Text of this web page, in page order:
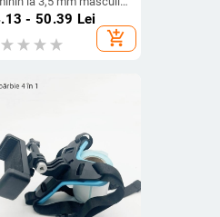
din cupru pur, pentru
digitale
- 50.39 Lei
add_shopping_cart